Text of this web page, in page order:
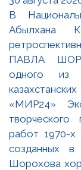
В
Абылхана
ПАВЛА
одного из
«МИР24»
работ 1970-х
созданных
Шорохова